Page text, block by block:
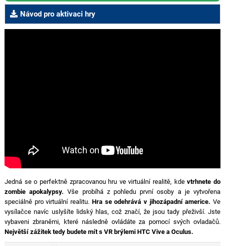
Návod pro aktivaci hry
Jedná se o perfektně zpracovanou hru ve virtuální realitě, kdevtrhnete do
zombie apokalypsy. Vše probíhá z pohledu první osoby a je vytvořena
speciálně pro virtuální realitu. Hra se odehrává v jihozápadní americe. Ve
vysílačce navíc uslyšíte lidský hlas, což značí, že jsou tady přeživší. Jste
vybaveni zbraněmi, které následně ovládáte za pomocí svých ovladačů.
Největší zážitek tedy budete mít s VR brýlemi HTC Vive a Oculus.